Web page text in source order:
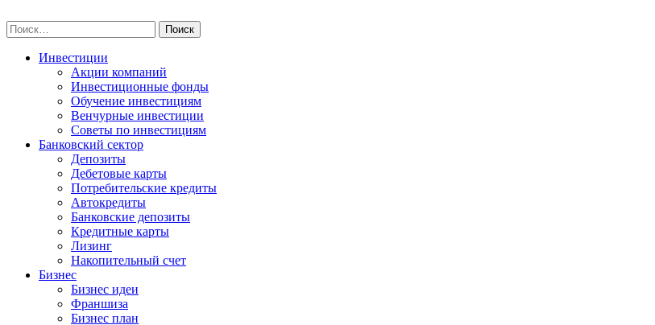
to
content
Найти:
Инвестиции
Акции компаний
Инвестиционные фонды
Обучение инвестициям
Венчурные инвестиции
Советы по инвестициям
Банковский сектор
Депозиты
Дебетовые карты
Потребительские кредиты
Автокредиты
Банковские депозиты
Кредитные карты
Лизинг
Накопительный счет
Бизнес
Бизнес идеи
Франшиза
Бизнес план